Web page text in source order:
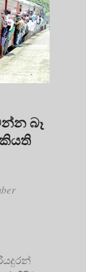
බෑ
කියති